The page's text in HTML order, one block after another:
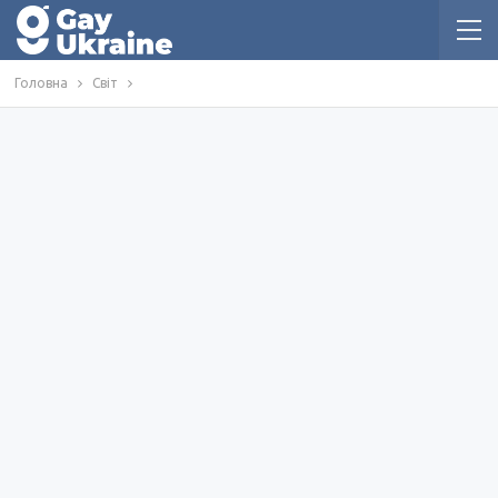
Головна Світ